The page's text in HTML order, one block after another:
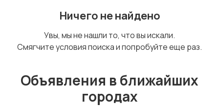
аккумуляторыНичего не найдено
Увы, мы не нашли то, что вы искали.
Смягчите условия поиска и попробуйте еще раз.
Объявления в ближайших
городах